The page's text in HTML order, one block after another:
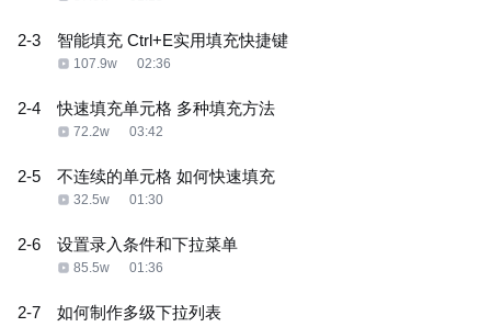
2-3 智能填充 Ctrl+E实用填充快捷键
107.9w 02:36
2-4 快速填充单元格 多种填充方法
72.2w 03:42
2-5 不连续的单元格 如何快速填充
32.5w 01:30
2-6 设置录入条件和下拉菜单
85.5w 01:36
2-7 如何制作多级下拉列表